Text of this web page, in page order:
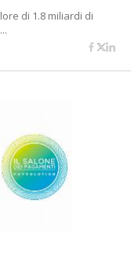
di 1.8 miliardi di